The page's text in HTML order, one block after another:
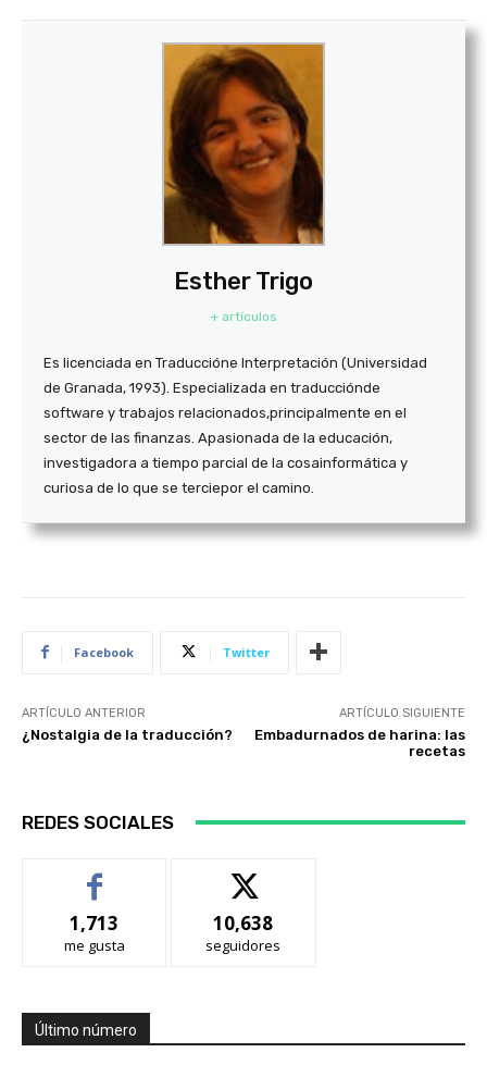
Esther Trigo
+ artículos
Es licenciada en Traduccióne Interpretación (Universidad
de Granada, 1993). Especializada en traducciónde
software y trabajos relacionados,principalmente en el
sector de las finanzas. Apasionada de la educación,
investigadora a tiempo parcial de la cosainformática y
curiosa de lo que se terciepor el camino.
Facebook Twitter
ARTÍCULO ANTERIOR
¿Nostalgia de la traducción?
ARTÍCULO SIGUIENTE
Embadurnados de harina: las
recetas
REDES SOCIALES
1,713
me gusta
10,638
seguidores
Último número